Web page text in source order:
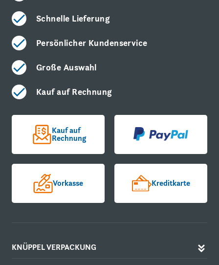
Schnelle Lieferung
Persönlicher Kundenservice
Große Auswahl
Kauf auf Rechnung
Kauf auf
Rechnung
Vorkasse Kreditkarte
KNÜPPEL VERPACKUNG